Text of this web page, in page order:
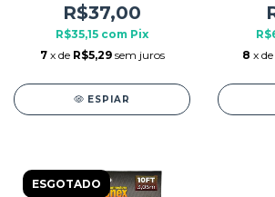
R$37,00
R$35,15 com Pix
7 x de R$5,29 sem juros
ESPIAR
8 x de
ESGOTADO